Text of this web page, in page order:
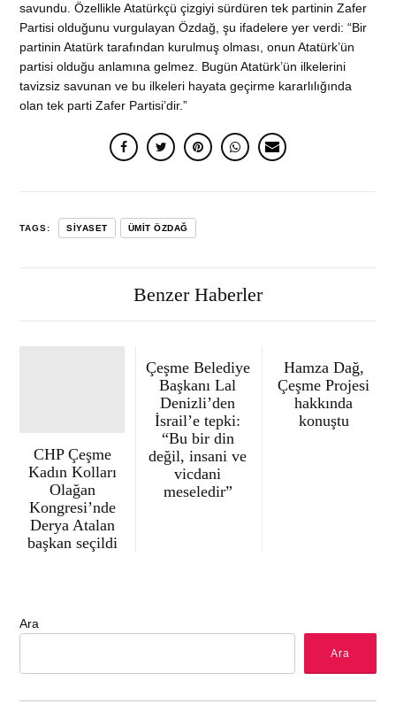
savundu. Özellikle Atatürkçü çizgiyi sürdüren tek partinin Zafer
Partisi olduğunu vurgulayan Özdağ, şu ifadelere yer verdi: “Bir
partinin Atatürk tarafından kurulmuş olması, onun Atatürk’ün
partisi olduğu anlamına gelmez. Bugün Atatürk’ün ilkelerini
tavizsiz savunan ve bu ilkeleri hayata geçirme kararlılığında
olan tek parti Zafer Partisi’dir.”
TAGS: SIYASET ÜMIT ÖZDAĞ
Benzer Haberler
CHP Çeşme
Kadın Kolları
Olağan
Kongresi’nde
Derya Atalan
başkan seçildi
Çeşme Belediye
Başkanı Lal
Denizli’den
İsrail’e tepki:
“Bu bir din
değil, insani ve
vicdani
meseledir”
Hamza Dağ,
Çeşme Projesi
hakkında
konuştu
Ara
Ara